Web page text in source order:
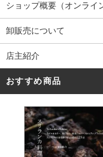
ショップ概要（オンライ
卸販売について
店主紹介
おすすめ商品